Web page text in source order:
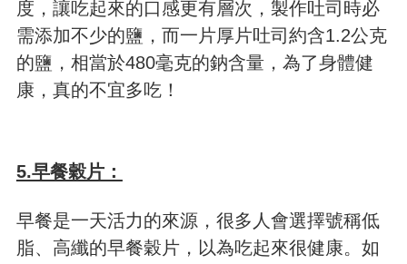
度，讓吃起來的口感更有層次，製作吐司時必
需添加不少的鹽，而一片厚片吐司約含1.2公克
的鹽，相當於480毫克的鈉含量，為了身體健
康，真的不宜多吃！
5.早餐穀片：
早餐是一天活力的來源，很多人會選擇號稱低
脂、高纖的早餐穀片，以為吃起來很健康。如